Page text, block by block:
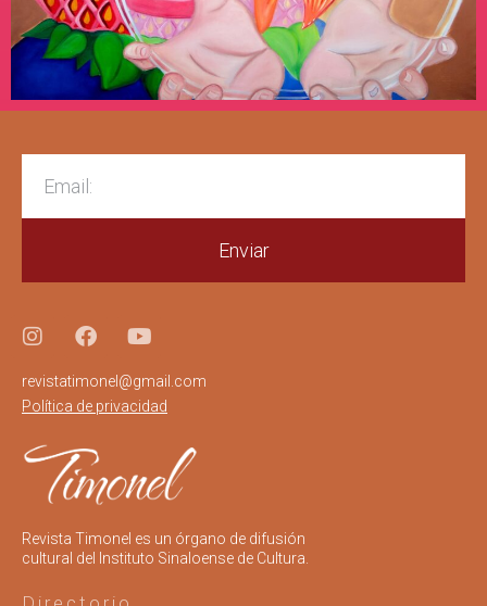
Enviar
revistatimonel@gmail.com
Política de privacidad
Revista Timonel es un órgano de difusión
cultural del Instituto Sinaloense de Cultura.